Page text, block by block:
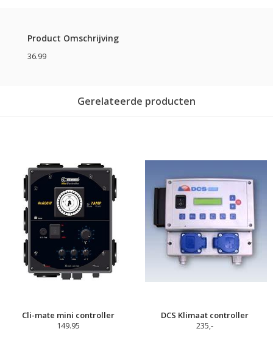
Product Omschrijving
36.99
Gerelateerde producten
Cli-mate mini controller
149.95
DCS Klimaat controller
235,-